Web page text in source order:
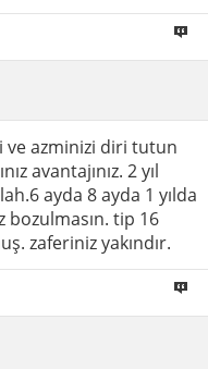
ve azminizi diri tutun
avantajınız. 2 yıl
ayda 8 ayda 1 yılda
tip 16
zaferiniz yakındır.